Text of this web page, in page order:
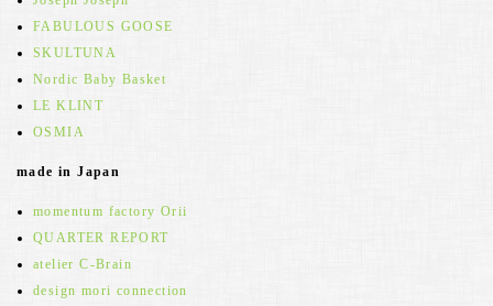
FABULOUS GOOSE
SKULTUNA
Nordic Baby Basket
LE KLINT
OSMIA
made in Japan
momentum factory Orii
QUARTER REPORT
atelier C-Brain
design mori connection